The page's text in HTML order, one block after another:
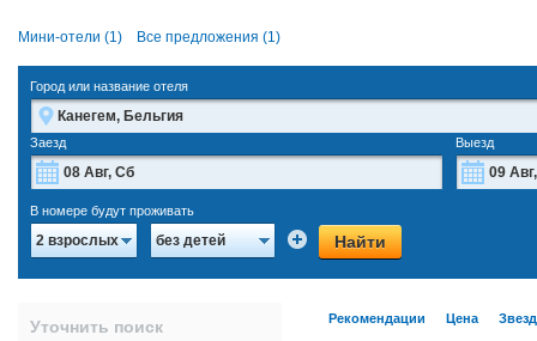
Мини-отели (1) Все предложения (1)
Город или название отеля
Заезд
Пн Вт Ср Чт Пт Сб Вс
27 28 29 30 1 2
Выезд
В номере будут проживать
2 взрослых без детей Найти
Уточнить поиск Рекомендации Цена